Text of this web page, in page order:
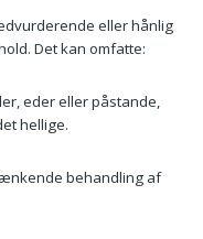
eller hånlig
Det kan omfatte:
eder eller påstande,
hellige.
behandling af